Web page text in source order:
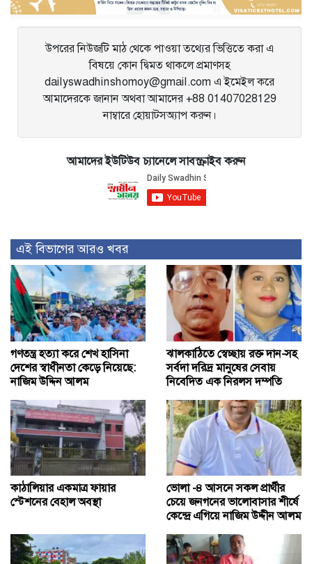
উপরের নিউজটি মাঠ থেকে পাওয়া তথ্যের ভিত্তিতে করা এ
বিষয়ে কোন দ্বিমত থাকলে প্রমাণসহ
dailyswadhinshomoy@gmail.com এ ইমেইল করে
আমাদেরকে জানান অথবা আমাদের +88 01407028129
নাম্বারে হোয়াটসঅ্যাপ করুন।
আমাদের ইউটিউব চ্যানেলে সাবস্ক্রাইব করুন
এই বিভাগের আরও খবর
গণতন্ত্র হত্যা করে শেখ হাসিনা
দেশের স্বাধীনতা কেড়ে নিয়েছে:
নাজিম উদ্দিন আলম
ঝালকাঠিতে স্বেচ্ছায় রক্ত দান-সহ
সর্বদা দরিদ্র মানুষের সেবায়
নিবেদিত এক নিরলস দম্পতি
কাঠালিয়ার একমাত্র ফায়ার
স্টেশনের বেহাল অবস্থা
ভোলা -৪ আসনে সকল প্রার্থীর
চেয়ে জনগনের ভালোবাসার শীর্ষে
কেন্দ্রে এগিয়ে নাজিম উদ্দীন আলম